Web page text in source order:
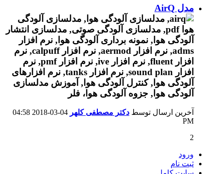
مدل AirQ
آخرین ارسال توسط دکتر مصطفی کلهر
04:58
PM
2
ورود
ثبت نام